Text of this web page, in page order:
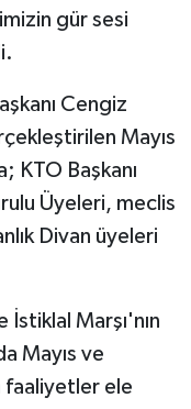
gür sesi
Cengiz
Mayıs
KTO Başkanı
Üyeleri, meclis
Divan üyeleri
İstiklal Marşı'nın
Mayıs ve
faaliyetler ele